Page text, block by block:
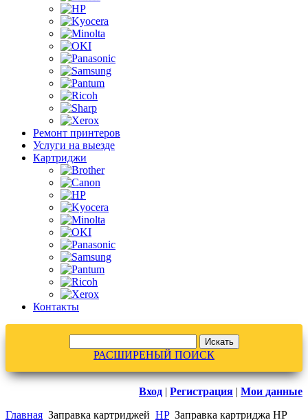
Ремонт принтеров
Услуги на выезде
Картриджи
Контакты
РАСШИРЕНЫЙ ПОИСК
Вход | Регистрация | Мои данные
Главная Заправка картриджей HP Заправка картриджа HP